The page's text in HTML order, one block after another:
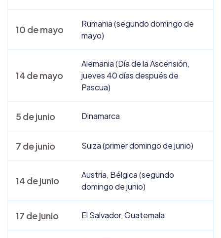
10 de mayo
Rumania (segundo domingo de
mayo)
14 de mayo
Alemania (Día de la Ascensión,
jueves 40 días después de
Pascua)
5 de junio Dinamarca
7 de junio Suiza (primer domingo de junio)
14 de junio
Austria, Bélgica (segundo
domingo de junio)
17 de junio El Salvador, Guatemala